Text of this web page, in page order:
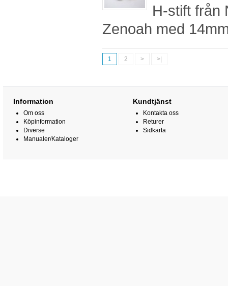
H-stift från
Zenoah med
1 2 > >|
Information
Om oss
Köpinformation
Diverse
Manualer/Kataloger
Kundtjänst
Kontakta oss
Returer
Sidkarta